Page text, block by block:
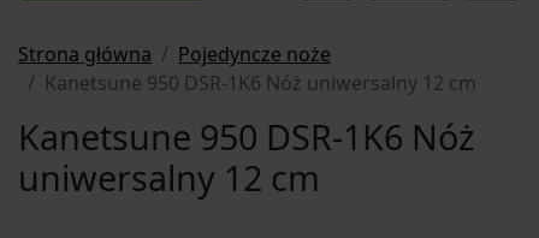
Strona główna
Pojedyncze noże
Kanetsune 950 DSR-1K6 Nóż uniwersalny 12 cm
Kanetsune 950 DSR-1K6 Nóż
uniwersalny 12 cm